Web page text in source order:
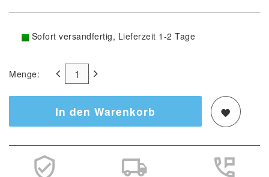
Sofort versandfertig, Lieferzeit 1-2 Tage
Menge:
In den Warenkorb